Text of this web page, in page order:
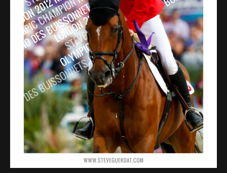
Deutsch